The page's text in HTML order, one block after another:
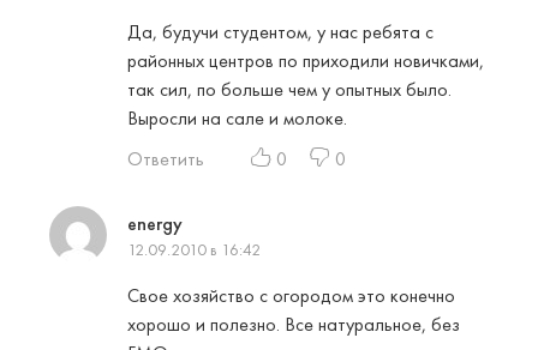
Да, будучи студентом, у нас ребята с
районных центров по приходили новичками,
так сил, по больше чем у опытных было.
Выросли на сале и молоке.
Ответить
0 0
energy
12.09.2010 в 16:42
Свое хозяйство с огородом это конечно
хорошо и полезно. Все натуральное, без